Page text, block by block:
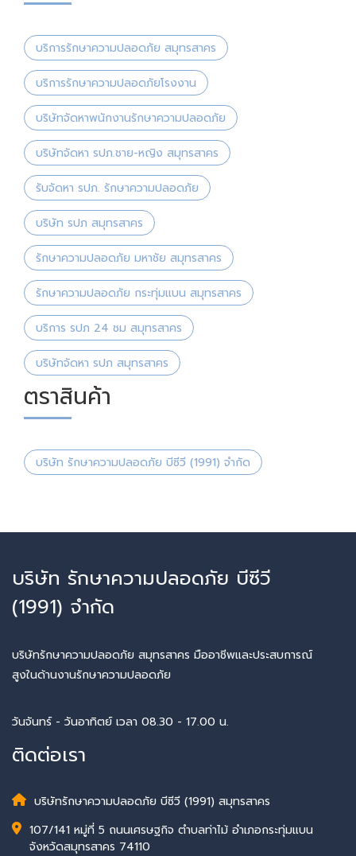
บริการรักษาความปลอดภัย สมุทรสาคร
บริการรักษาความปลอดภัยโรงงาน
บริษัทจัดหาพนักงานรักษาความปลอดภัย
บริษัทจัดหา รปภ.ชาย-หญิง สมุทรสาคร
รับจัดหา รปภ. รักษาความปลอดภัย
บริษัท รปภ สมุทรสาคร
รักษาความปลอดภัย มหาชัย สมุทรสาคร
รักษาความปลอดภัย กระทุ่มแบน สมุทรสาคร
บริการ รปภ 24 ชม สมุทรสาคร
บริษัทจัดหา รปภ สมุทรสาคร
ตราสินค้า
บริษัท รักษาความปลอดภัย บีซีวี (1991) จำกัด
บริษัท รักษาความปลอดภัย บีซีวี
(1991) จำกัด
บริษัทรักษาความปลอดภัย สมุทรสาคร มืออาชีพและประสบการณ์
สูงในด้านงานรักษาความปลอดภัย
วันจันทร์ - วันอาทิตย์ เวลา 08.30 - 17.00 น.
ติดต่อเรา
บริษัทรักษาความปลอดภัย บีซีวี (1991) สมุทรสาคร
107/141 หมู่ที่ 5 ถนนเศรษฐกิจ ตำบลท่าไม้ อำเภอกระทุ่มแบน
จังหวัดสมุทรสาคร 74110